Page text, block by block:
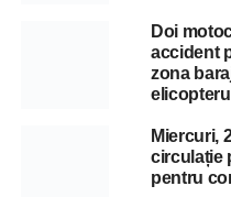
Doi
accident
zona
Miercuri,
circulație
pentru